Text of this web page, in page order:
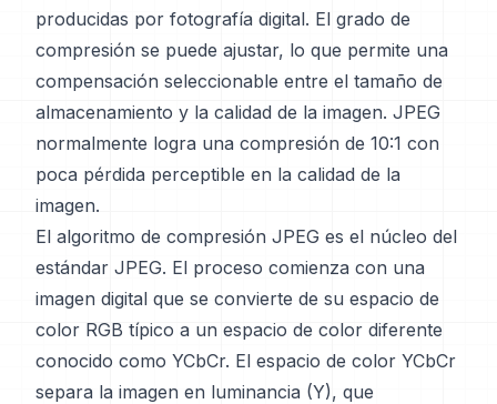
producidas por fotografía digital. El grado de
compresión se puede ajustar, lo que permite una
compensación seleccionable entre el tamaño de
almacenamiento y la calidad de la imagen. JPEG
normalmente logra una compresión de 10:1 con
poca pérdida perceptible en la calidad de la
imagen.
El algoritmo de compresión JPEG es el núcleo del
estándar JPEG. El proceso comienza con una
imagen digital que se convierte de su espacio de
color RGB típico a un espacio de color diferente
conocido como YCbCr. El espacio de color YCbCr
separa la imagen en luminancia (Y), que